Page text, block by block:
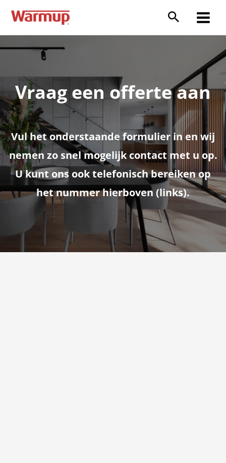
naar
Main
Vraag een offerte aan
Vul het onderstaande formulier in en wij
nemen zo snel mogelijk contact met u op.
U kunt ons ook telefonisch bereiken op
het nummer hierboven (links).